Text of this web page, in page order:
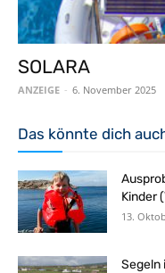
SOLARA
ANZEIGE - 6. November 2025
Das könnte dich
Kinder
13.
Segeln